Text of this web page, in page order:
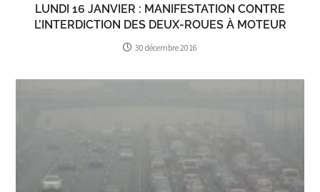
LUNDI 16 JANVIER : MANIFESTATION CONTRE
L’INTERDICTION DES DEUX-ROUES À MOTEUR
30 décembre 2016